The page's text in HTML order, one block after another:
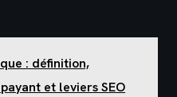
: définition,
et leviers SEO